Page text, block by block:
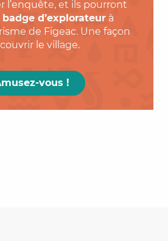
l’enquête, et ils pourront
badge d’explorateur à
de Figeac. Une façon
le village.
vous !